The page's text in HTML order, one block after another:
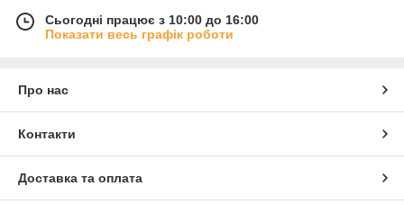
Сьогодні працює з 10:00 до 16:00
Показати весь графік роботи
Про нас
Контакти
Доставка та оплата